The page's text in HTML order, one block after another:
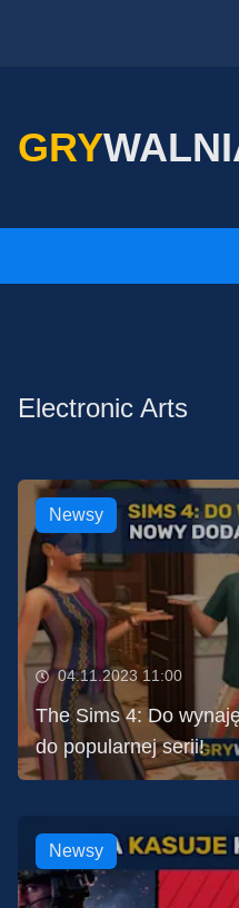
GRY
Electronic Arts
Newsy
04.11.2023 11:00
The Sims 4: Do
do popularnej serii!
Newsy